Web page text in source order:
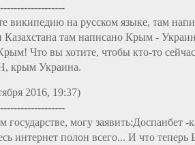
википедию на русском языке, там
Казахстана там написано Крым -
Что вы хотите, чтобы кто-то
крым Украина.
2016, 19:37)
государстве, могу заявить:Доспанбет
интернет полон всего... И что